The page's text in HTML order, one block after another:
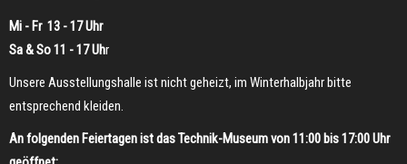
Mi - Fr 13 - 17 Uhr
Sa & So 11 - 17 Uhr
Unsere Ausstellungshalle ist nicht geheizt, im Winterhalbjahr bitte
entsprechend kleiden.
An folgenden Feiertagen ist das Technik-Museum von 11:00 bis 17:00 Uhr